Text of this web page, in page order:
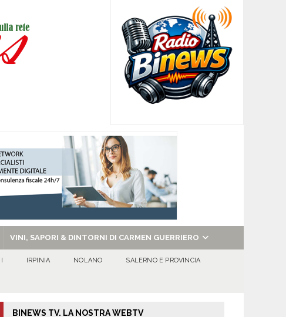
VINI, SAPORI & DINTORNI DI CARMEN GUERRIERO
IRPINIA NOLANO SALERNO E PROVINCIA
BINEWS TV. LA NOSTRA WEBTV